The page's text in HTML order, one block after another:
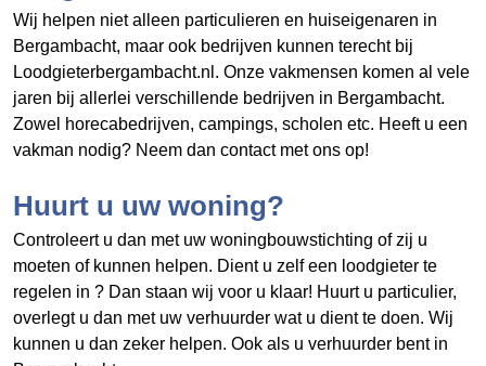
Wij helpen niet alleen particulieren en huiseigenaren in
Bergambacht, maar ook bedrijven kunnen terecht bij
Loodgieterbergambacht.nl. Onze vakmensen komen al vele
jaren bij allerlei verschillende bedrijven in Bergambacht.
Zowel horecabedrijven, campings, scholen etc. Heeft u een
vakman nodig? Neem dan contact met ons op!
Huurt u uw woning?
Controleert u dan met uw woningbouwstichting of zij u
moeten of kunnen helpen. Dient u zelf een loodgieter te
regelen in ? Dan staan wij voor u klaar! Huurt u particulier,
overlegt u dan met uw verhuurder wat u dient te doen. Wij
kunnen u dan zeker helpen. Ook als u verhuurder bent in